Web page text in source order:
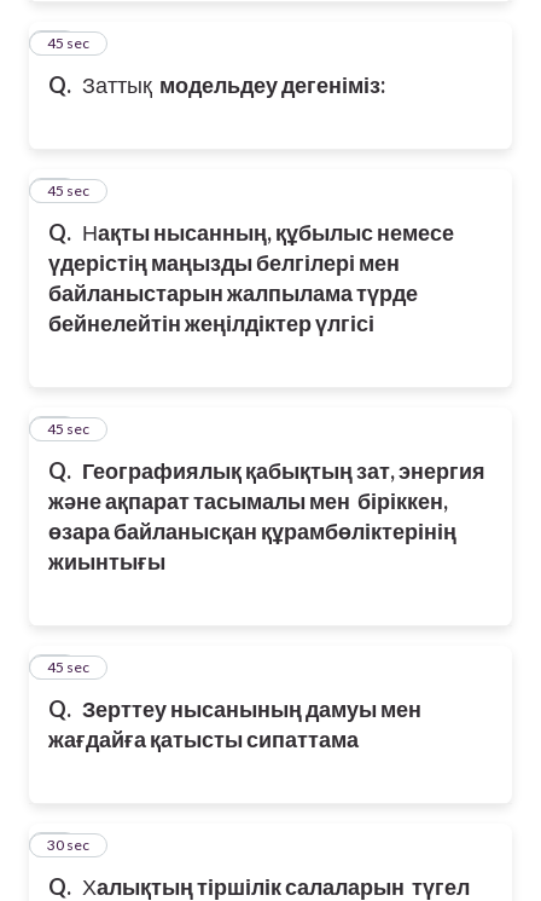
Q. Заттық модельдеу дегеніміз:
36
45 sec
Q. Нақты нысанның, құбылыс немесе
үдерістің маңызды белгілері мен
байланыстарын жалпылама түрде
бейнелейтін жеңілдіктер үлгісі
37
45 sec
Q. Географиялық қабықтың зат, энергия
және ақпарат тасымалы мен біріккен,
өзара байланысқан құрамбөліктерінің
жиынтығы
38
45 sec
Q. Зерттеу нысанының дамуы мен
жағдайға қатысты сипаттама
39
45 sec
Q. Халықтың тіршілік салаларын түгел
40
30 sec